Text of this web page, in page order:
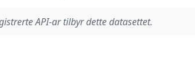
API-ar tilbyr dette datasettet.